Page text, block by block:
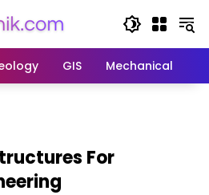
GIS Mechanical
For